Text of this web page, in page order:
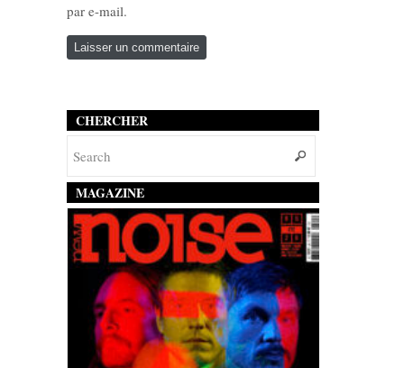
par e-mail.
CHERCHER
MAGAZINE